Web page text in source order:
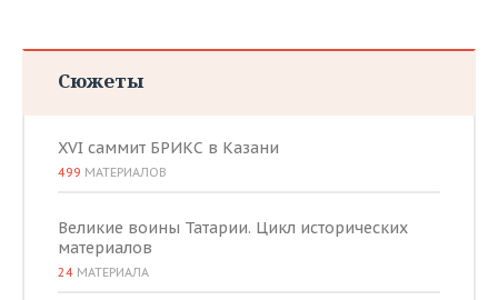
Сюжеты
XVI саммит БРИКС в Казани
499 МАТЕРИАЛОВ
Великие воины Татарии. Цикл исторических
материалов
24 МАТЕРИАЛА